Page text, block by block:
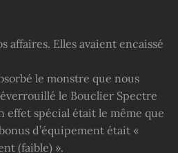
affaires. Elles avaient encaissé
le monstre que nous
le Bouclier Spectre
effet spécial était le même que
d’équipement était «
(faible) ».